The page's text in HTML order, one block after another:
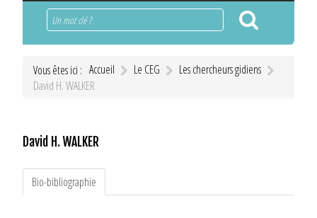
Rechercher
Vous êtes ici : Accueil Le CEG
Les chercheurs gidiens
David H. WALKER
David H. WALKER
Bio-bibliographie